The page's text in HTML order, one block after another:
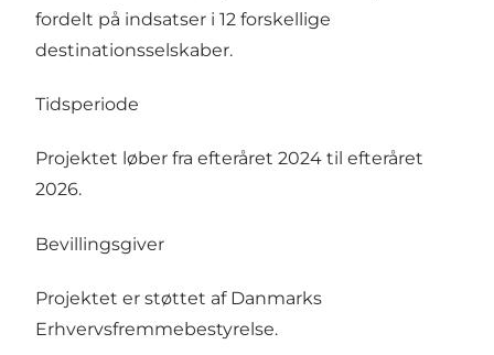
fordelt på indsatser i 12 forskellige
destinationsselskaber.
Tidsperiode
Projektet løber fra efteråret 2024 til efteråret
2026.
Bevillingsgiver
Projektet er støttet af Danmarks
Erhvervsfremmebestyrelse.